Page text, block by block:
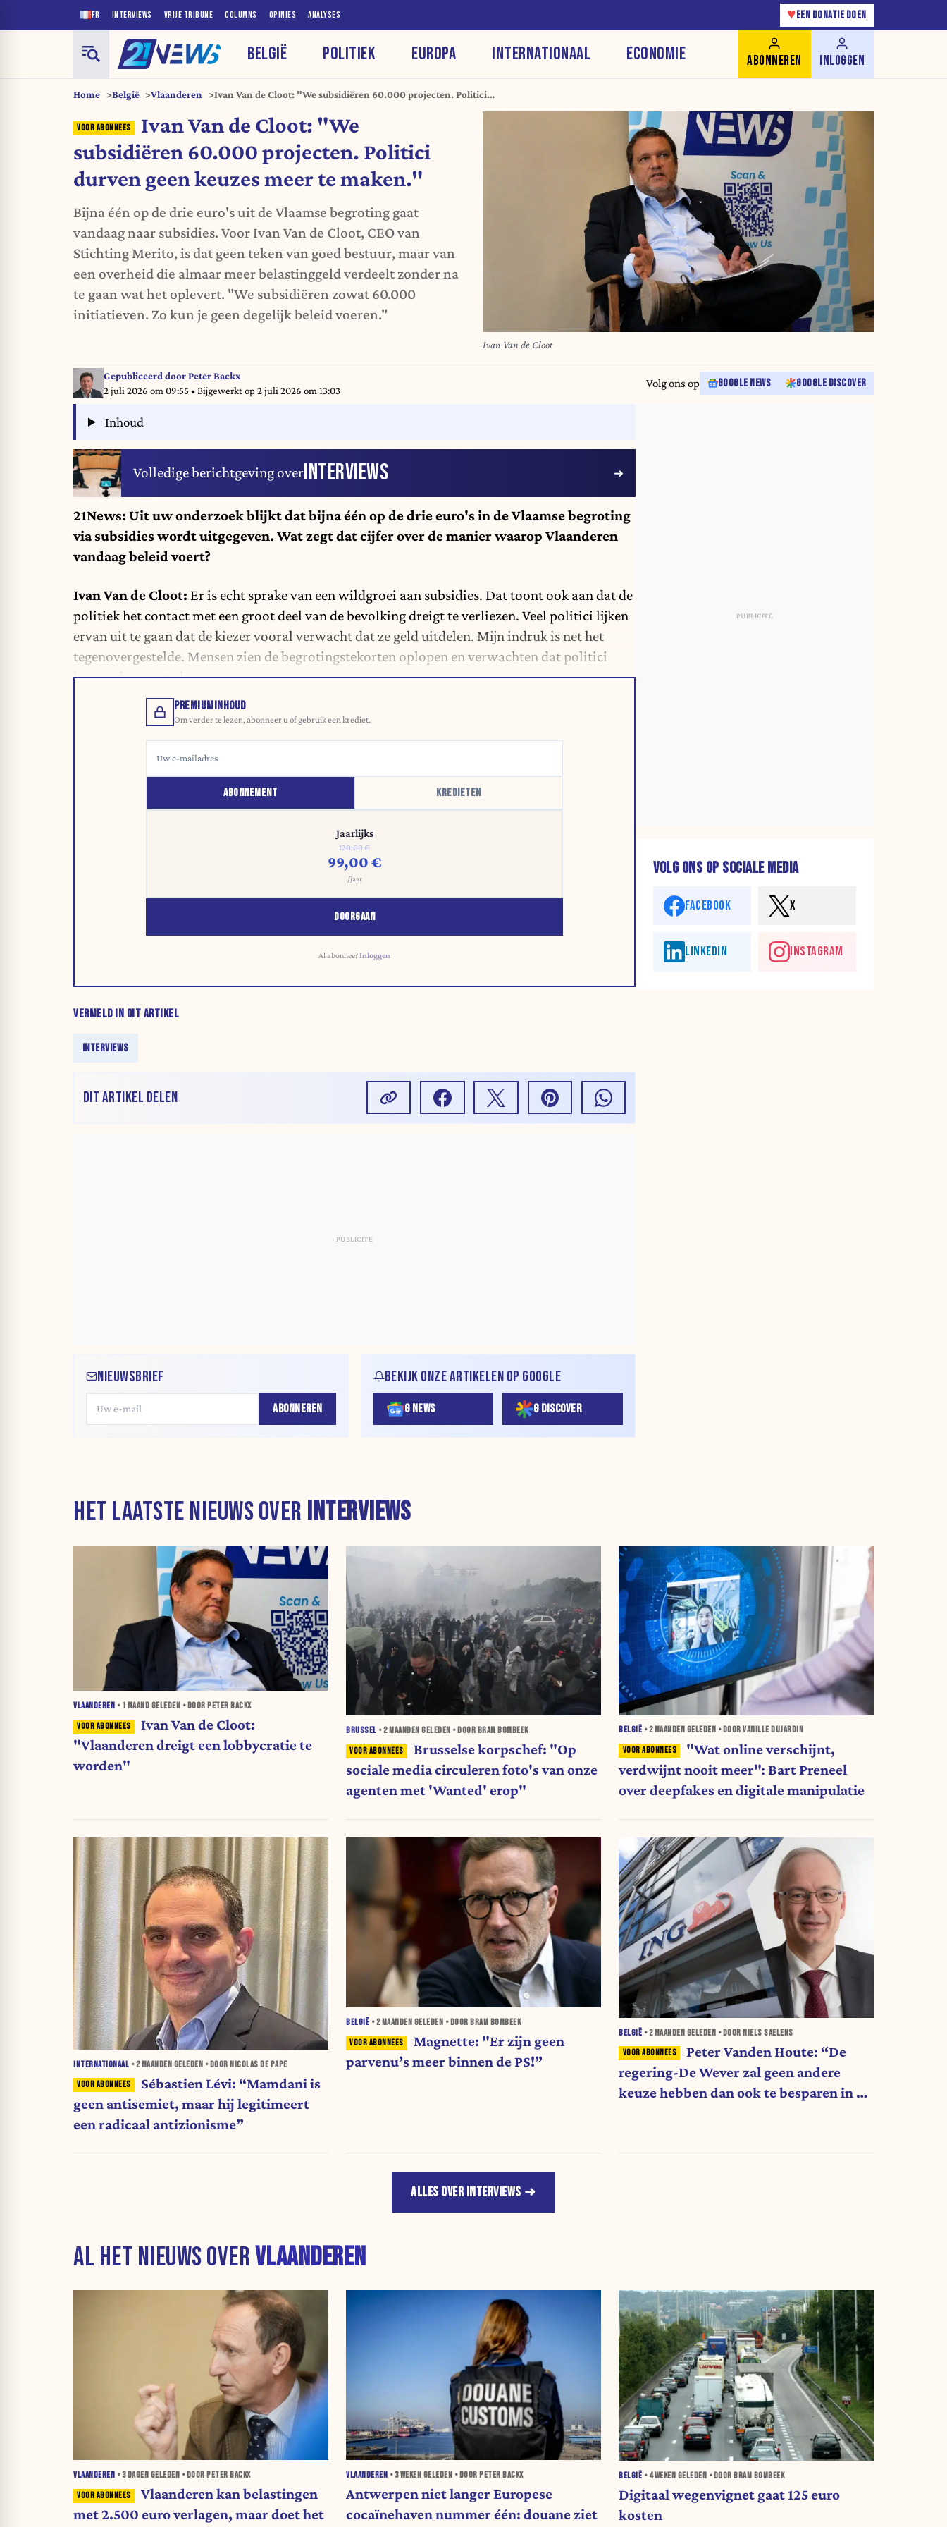
FR INTERVIEWS VRIJE TRIBUNE COLUMNS OPINIES ANALYSES ♥ EEN DONATIE DOEN
BELGIË POLITIEK EUROPA INTERNATIONAAL ECONOMIE ABONNEREN INLOGGEN
Home België Vlaanderen
Ivan Van de Cloot: "We subsidiëren 60.000 projecten. Politici
Ivan Van de Cloot: "We
subsidiëren 60.000 projecten. Politici
durven geen keuzes meer te maken."
Bijna één op de drie euro's uit de Vlaamse begroting gaat
vandaag naar subsidies. Voor Ivan Van de Cloot, CEO van
Stichting Merito, is dat geen teken van goed bestuur, maar van
een overheid die almaar meer belastinggeld verdeelt zonder na
te gaan wat het oplevert. "We subsidiëren zowat 60.000
initiatieven. Zo kun je geen degelijk beleid voeren."
Ivan Van de Cloot
Gepubliceerd doorPeter Backx
2 juli 2026 om 09:55 • Bijgewerkt op2 juli 2026 om 13:03
Volg ons op GOOGLE NEWS GOOGLE DISCOVER
Inhoud
Volledige berichtgeving overINTERVIEWS
21News: Uit uw onderzoek blijkt dat bijna één op de drie euro's in de Vlaamse begroting
via subsidies wordt uitgegeven. Wat zegt dat cijfer over de manier waarop Vlaanderen
vandaag beleid voert?
Ivan Van de Cloot: Er is echt sprake van een wildgroei aan subsidies. Dat toont ook aan dat de
politiek het contact met een groot deel van de bevolking dreigt te verliezen. Veel politici lijken
ervan uit te gaan dat de kiezer vooral verwacht dat ze geld uitdelen. Mijn indruk is net het
tegenovergestelde. Mensen zien de begrotingstekorten oplopen en verwachten dat politici
keuzes durven maken.
PREMIUMINHOUD
Om verder te lezen, abonneer u of gebruik een krediet.
ABONNEMENT KREDIETEN
Jaarlijks
120,00 €
99,00 €
/jaar
DOORGAAN
Al abonnee?Inloggen
VERMELD IN DIT ARTIKEL
INTERVIEWS
DIT ARTIKEL DELEN
NIEUWSBRIEF
ABONNEREN
BEKIJK ONZE ARTIKELEN OP GOOGLE
G NEWS G DISCOVER
VOLG ONS OP SOCIALE MEDIA
FACEBOOK X
LINKEDIN INSTAGRAM
HET LAATSTE NIEUWS OVER INTERVIEWS
VLAANDEREN • 1 MAAND GELEDEN • DOOR PETER BACKX
Ivan Van de Cloot:
"Vlaanderen dreigt een lobbycratie te
worden"
BRUSSEL •2 MAANDEN GELEDEN • DOOR BRAM BOMBEEK
Brusselse korpschef: "Op
sociale media circuleren foto's van onze
agenten met 'Wanted' erop"
BELGIË •2 MAANDEN GELEDEN • DOOR VANILLE DUJARDIN
"Wat online verschijnt,
verdwijnt nooit meer": Bart Preneel
over deepfakes en digitale manipulatie
INTERNATIONAAL •2 MAANDEN GELEDEN • DOOR NICOLAS DE PAPE
Sébastien Lévi: “Mamdani is
geen antisemiet, maar hij legitimeert
een radicaal antizionisme”
BELGIË •2 MAANDEN GELEDEN • DOOR BRAM BOMBEEK
Magnette: "Er zijn geen
parvenu’s meer binnen de PS!”
BELGIË •2 MAANDEN GELEDEN • DOOR NIELS SAELENS
Peter Vanden Houte: “De
regering-De Wever zal geen andere
keuze hebben dan ook te besparen in de
ALLES OVER INTERVIEWS
AL HET NIEUWS OVERVLAANDEREN
VLAANDEREN •3 DAGEN GELEDEN • DOOR PETER BACKX
Vlaanderen kan belastingen
met 2.500 euro verlagen, maar doet het
VLAANDEREN •3 WEKEN GELEDEN • DOOR PETER BACKX
Antwerpen niet langer Europese
cocaïnehaven nummer één: douane ziet
BELGIË • 4 WEKEN GELEDEN • DOOR BRAM BOMBEEK
Digitaal wegenvignet gaat 125 euro
kosten